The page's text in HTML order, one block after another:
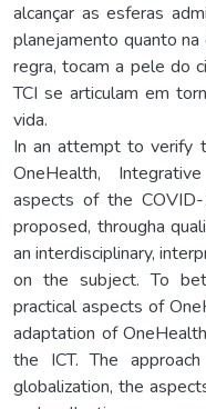
alcançar as esferas
planejamento quanto
regra, tocam a pele do
TCI se articulam em
vida.
In an attempt to verify
OneHealth,
aspects of the
proposed, througha
an interdisciplinary,
on the subject. To
practical aspects of
adaptation of
the ICT. The
globalization, the